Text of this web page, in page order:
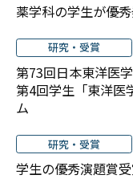
薬学科の学生が優
研究・受賞
第73回日本東洋医
第4回学生「東洋医
ム
研究・受賞
学生の優秀演題賞
活動
お知らせ
入試情報